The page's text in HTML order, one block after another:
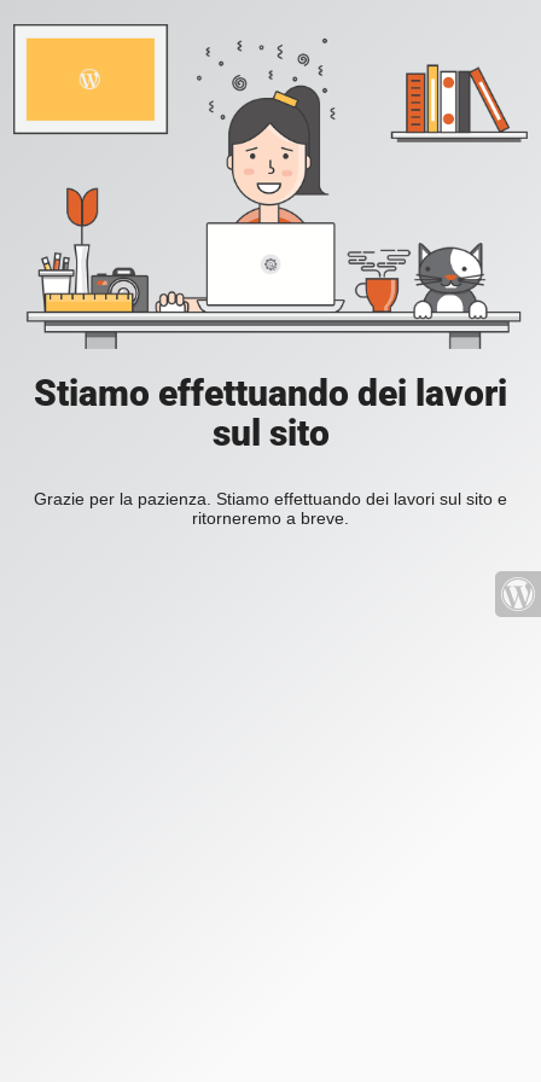
Stiamo effettuando dei lavori
sul sito
Grazie per la pazienza. Stiamo effettuando dei lavori sul sito e
ritorneremo a breve.